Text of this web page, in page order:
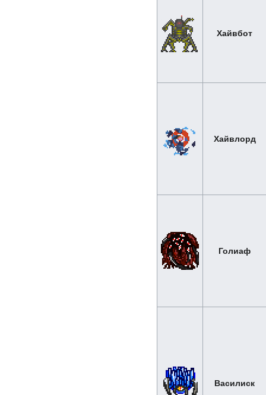
Хайвбот
Хайвлорд
Голиаф
Василиск